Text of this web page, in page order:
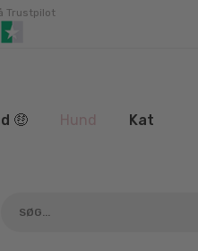
Trustpilot
🤑 Hund Kat